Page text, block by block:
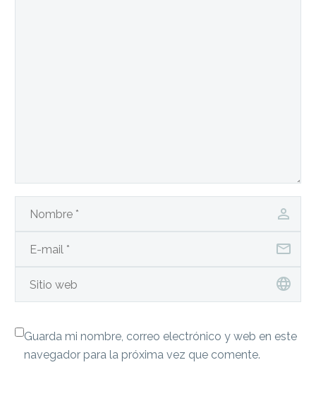
Guarda mi nombre, correo electrónico y web en este
navegador para la próxima vez que comente.